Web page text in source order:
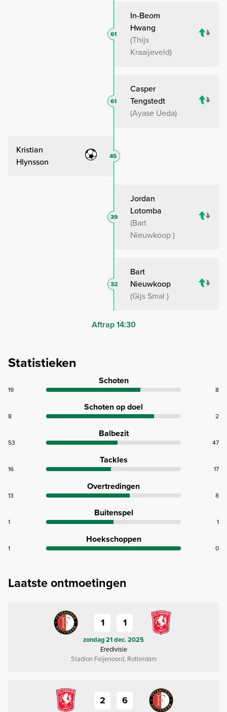
In-Beom
Hwang
Thijs
Kraaijeveld
61
Casper
Tengstedt
Ayase Ueda
61
Kristian
Hlynsson
45
Jordan
Lotomba
Bart
Nieuwkoop
39
Bart
Nieuwkoop
Gijs Smal
32
Aftrap 14:30
Statistieken
Schoten
19 8
Schoten op doel
8 2
Balbezit
53 47
Tackles
16 17
Overtredingen
13 8
Buitenspel
1 1
Hoekschoppen
1 0
Laatste ontmoetingen
1 1
zondag 21 dec. 2025
Eredivisie
Stadion Feijenoord, Rotterdam
2 6